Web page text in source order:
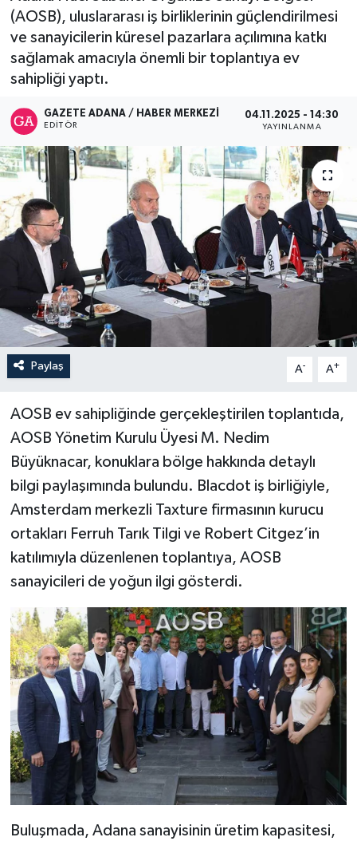
(AOSB), uluslararası iş birliklerinin güçlendirilmesi
ve sanayicilerin küresel pazarlara açılımına katkı
sağlamak amacıyla önemli bir toplantıya ev
sahipliği yaptı.
GAZETE ADANA / HABER MERKEZI
EDITÖR
04.11.2025 - 14:30
YAYINLANMA
Paylaş A- A+
AOSB ev sahipliğinde gerçekleştirilen toplantıda,
AOSB Yönetim Kurulu Üyesi M. Nedim
Büyüknacar, konuklara bölge hakkında detaylı
bilgi paylaşımında bulundu. Blacdot iş birliğiyle,
Amsterdam merkezli Taxture firmasının kurucu
ortakları Ferruh Tarık Tilgi ve Robert Citgez’in
katılımıyla düzenlenen toplantıya, AOSB
sanayicileri de yoğun ilgi gösterdi.
Buluşmada, Adana sanayisinin üretim kapasitesi,
İletişim